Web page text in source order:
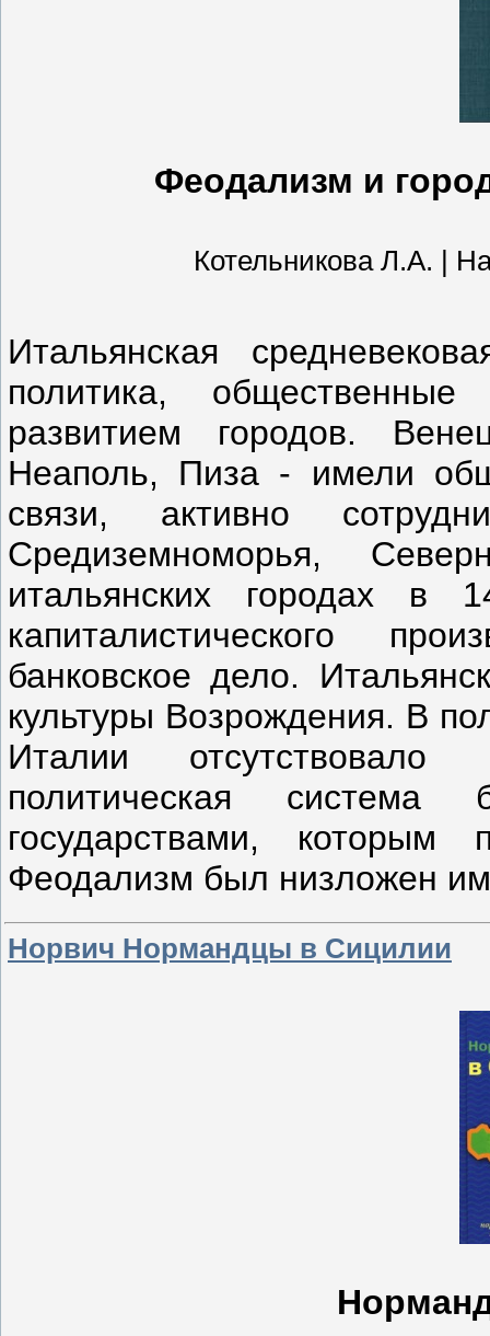
Феодализм и
Котельникова Л.А. |
Итальянская
политика,
развитием городов.
Неаполь, Пиза - имели
связи, активно
Средиземноморья,
итальянских городах в
капиталистического
банковское дело.
культуры Возрождения. В
Италии отсутствовало
политическая система
государствами, которым
Феодализм был низложен
Норвич Нормандцы в Сицилии